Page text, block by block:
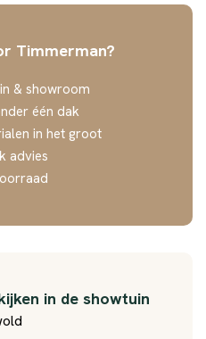
Timmerman?
& showroom
één dak
in het groot
advies
in de showtuin